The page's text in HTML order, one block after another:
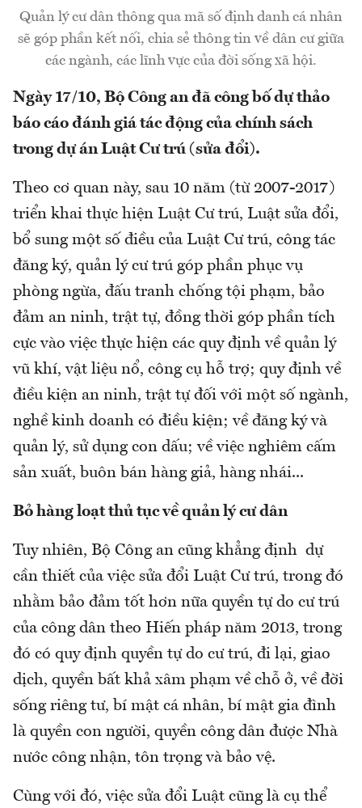
Quản lý cư dân thông qua mã số định danh cá nhân
sẽ góp phần kết nối, chia sẻ thông tin về dân cư giữa
các ngành, các lĩnh vực của đời sống xã hội.
Ngày 17/10, Bộ Công an đã công bố dự thảo
báo cáo đánh giá tác động của chính sách
trong dự án Luật Cư trú (sửa đổi).
Theo cơ quan này, sau 10 năm (từ 2007-2017)
triển khai thực hiện Luật Cư trú, Luật sửa đổi,
bổ sung một số điều của Luật Cư trú, công tác
đăng ký, quản lý cư trú góp phần phục vụ
phòng ngừa, đấu tranh chống tội phạm, bảo
đảm an ninh, trật tự, đồng thời góp phần tích
cực vào việc thực hiện các quy định về quản lý
vũ khí, vật liệu nổ, công cụ hỗ trợ; quy định về
điều kiện an ninh, trật tự đối với một số ngành,
nghề kinh doanh có điều kiện; về đăng ký và
quản lý, sử dụng con dấu; về việc nghiêm cấm
sản xuất, buôn bán hàng giả, hàng nhái...
Bỏ hàng loạt thủ tục về quản lý cư dân
Tuy nhiên, Bộ Công an cũng khẳng định dự
cần thiết của việc sửa đổi Luật Cư trú, trong đó
nhằm bảo đảm tốt hơn nữa quyền tự do cư trú
của công dân theo Hiến pháp năm 2013, trong
đó có quy định quyền tự do cư trú, đi lại, giao
dịch, quyền bất khả xâm phạm về chỗ ở, về đời
sống riêng tư, bí mật cá nhân, bí mật gia đình
là quyền con người, quyền công dân được Nhà
nước công nhận, tôn trọng và bảo vệ.
Cùng với đó, việc sửa đổi Luật cũng là cụ thể